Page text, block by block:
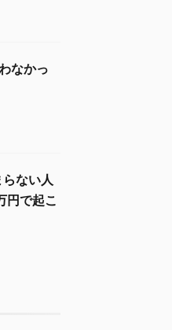
なかっ
ない人
で起こ